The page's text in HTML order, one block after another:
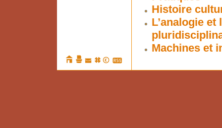
Histoire
L’analogie
Machines et